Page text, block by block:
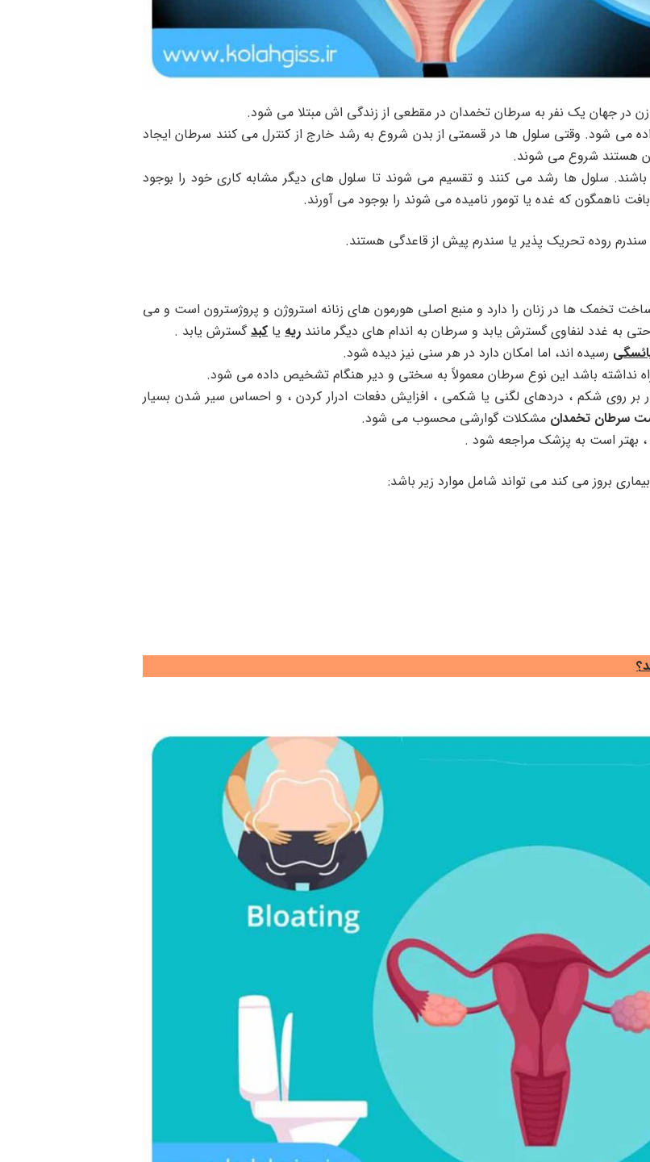
می شود. وقتی سلول ها در قسمتی از بدن شروع به رشد خارج از کنترل می کنند سرطان ایجاد
هستند شروع می‌‌‌‌‌‌‌ شوند.
سلول ها رشد می کنند و تقسیم می شوند تا سلول های دیگر مشابه کاری خود را بوجود
ناهمگون که غده یا تومور نامیده می شوند را بوجود می آورند.
سندرم روده تحریک پذیر یا سندرم پیش از قاعدگی هستند.
تخمک‌ ها در زنان را دارد و منبع اصلی هورمون های زنانه استروژن و پروژسترون است و می
به غدد لنفاوی گسترش یابد و سرطان به اندام های دیگر مانند ریه یا کبدگسترش یابد .
رسیده اند، اما امکان دارد در هر سنی نیز دیده شود.
نداشته باشد این نوع سرطان معمولاً به سختی و دیر هنگام تشخیص داده می شود.
روی شکم ، دردهای لگنی یا شکمی ، افزایش دفعات ادرار کردن ، و احساس سیر شدن بسیار
سرطان تخمدان مشکلات گوارشی محسوب می شود.
، بهتر است به پزشک مراجعه شود .
بروز می کند می تواند شامل موارد زیر باشد: